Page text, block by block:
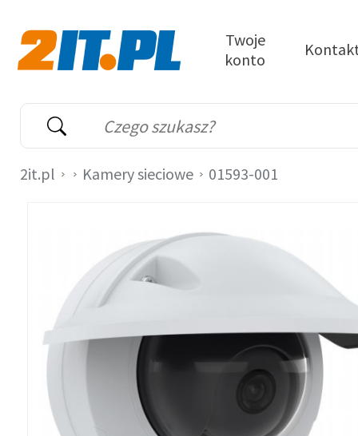
Wyszukiwarka
Słowo kluczowe
Twoje
konto
2it.pl Kamery sieciowe 01593-001